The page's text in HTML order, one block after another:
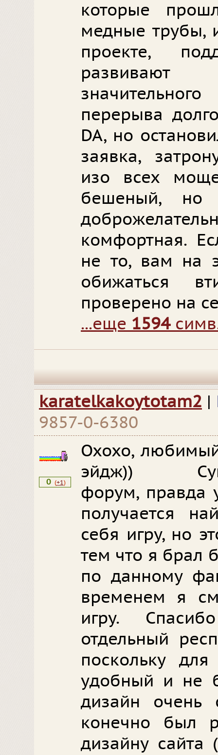
которые
медные трубы,
проекте,
перерыва
DA, но
заявка,
изо всех
бешеный, но
комфортная.
не то, вам на
обижаться
проверено на
...еще 1594
karatelkakoytotam2 |
9857-0-6380
0 (+1)
Охохо,
эйдж))
форум, правда
получается
себя игру, но
тем что я брал
по данному
временем я
игру.
отдельный
поскольку
удобный и не
дизайн
конечно был
дизайну сайта